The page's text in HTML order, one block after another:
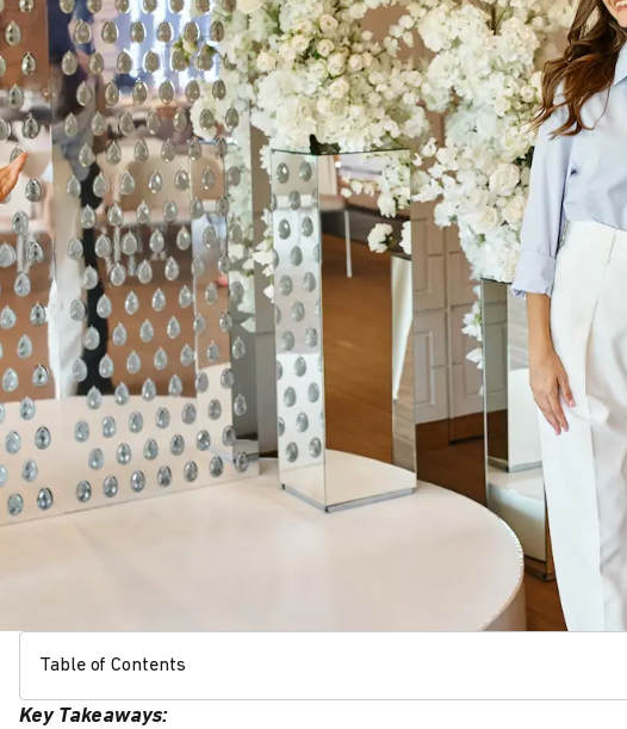
Table of Contents
Key Takeaways: